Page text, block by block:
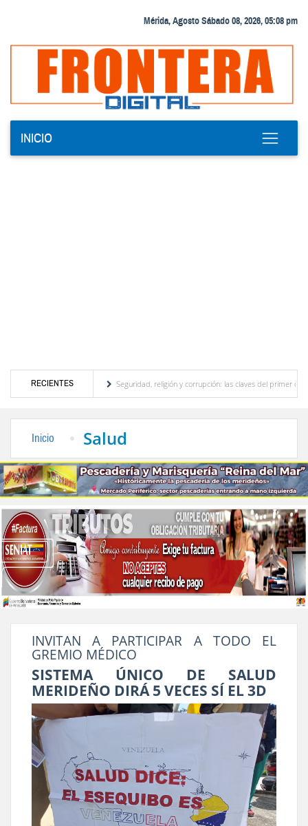
Mérida, Agosto Sábado 08, 2026, 05:08 pm
INICIO
RECIENTES
merideño
Seguridad, religión y corrupción: las claves del primer discurso de
Inicio Salud
INVITAN A PARTICIPAR A TODO EL
GREMIO MÉDICO
SISTEMA ÚNICO DE SALUD
MERIDEÑO DIRÁ 5 VECES SÍ EL 3D